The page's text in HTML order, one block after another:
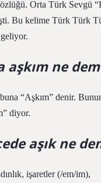
Orta Türk Sevgü
Bu kelime Türk Türk
aşkım ne
“Aşkım” denir.
diyor.
aşık ne
işaretler (/em/im),